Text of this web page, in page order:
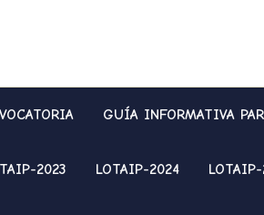
GUÍA INFORMATIVA
2023 LOTAIP-2024